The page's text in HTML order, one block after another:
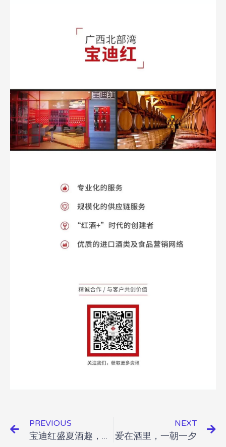
PREVIOUS
宝迪红盛夏酒趣，不羡鸳鸯不羡仙！
NEXT
爱在酒里，一朝一夕